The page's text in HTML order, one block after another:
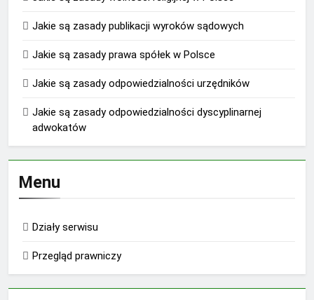
Jakie są zasady publikacji wyroków sądowych
Jakie są zasady prawa spółek w Polsce
Jakie są zasady odpowiedzialności urzędników
Jakie są zasady odpowiedzialności dyscyplinarnej
adwokatów
Menu
Działy serwisu
Przegląd prawniczy